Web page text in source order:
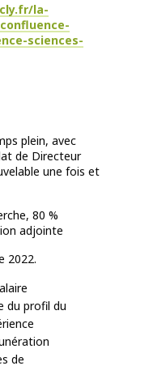
la-
sciences-
plein, avec
de Directeur
une fois et
80 %
adjointe
2022.
du profil du
de